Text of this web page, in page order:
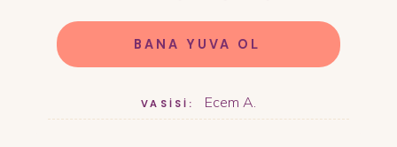
BANA YUVA OL
VASİSİ: Ecem A.